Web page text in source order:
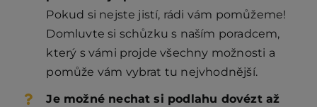
Pokud si nejste jistí, rádi vám pomůžeme!
Domluvte si schůzku s naším poradcem,
který s vámi projde všechny možnosti a
pomůže vám vybrat tu nejvhodnější.
Je možné nechat si podlahu dovézt až